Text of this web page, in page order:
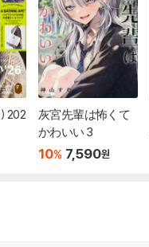
202
灰宮先輩は怖くて
かわいい 3
10% 7,590원